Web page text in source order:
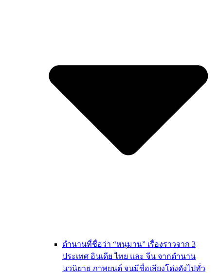
ตำนานที่ชื่อว่า “หนุมาน” เรื่องราวจาก 3
ประเทศ อินเดีย ไทย และ จีน จากตำนาน
นวนิยาย ภาพยนต์ จนมีชื่อเสียงโด่งดังไปทั่ว